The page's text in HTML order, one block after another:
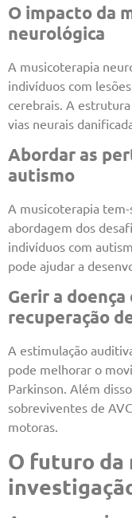
O impacto da
neurológica
A musicoterapia
indivíduos com
cerebrais. A
vias neurais
Abordar as
autismo
A musicoterapia
abordagem dos
indivíduos com
pode ajudar a
Gerir a
recuperação
A estimulação
pode melhorar o
Parkinson. Além
sobreviventes de
motoras.
O futuro da